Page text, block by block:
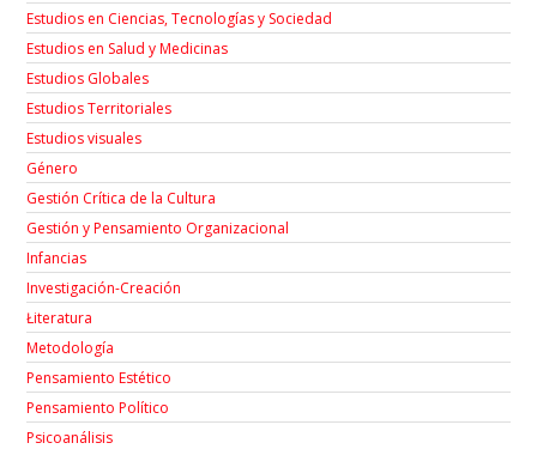
Estudios en Ciencias, Tecnologías y Sociedad
Estudios en Salud y Medicinas
Estudios Globales
Estudios Territoriales
Estudios visuales
Género
Gestión Crítica de la Cultura
Gestión y Pensamiento Organizacional
Infancias
Investigación-Creación
Łiteratura
Metodología
Pensamiento Estético
Pensamiento Político
Psicoanálisis